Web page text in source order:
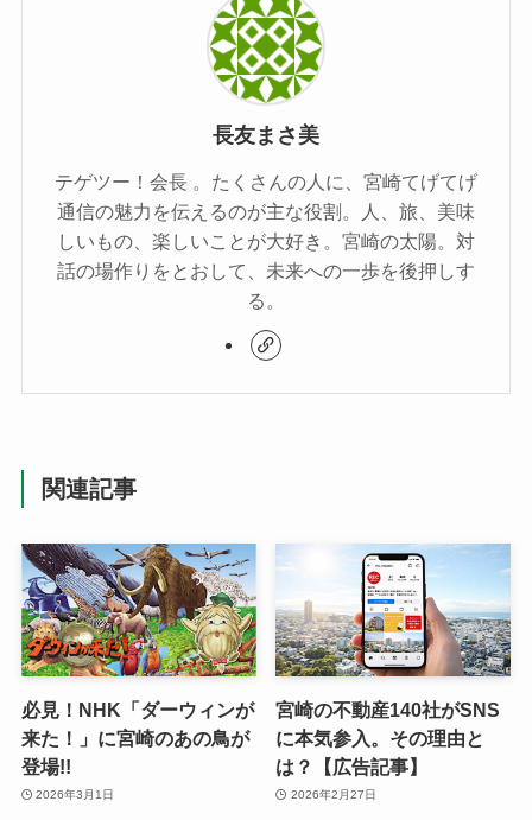
長友まさ美
テゲツー！会長 。たくさんの人に、宮崎てげてげ
通信の魅力を伝えるのが主な役割。人、旅、美味
しいもの、楽しいことが大好き。宮崎の太陽。対
話の場作りをとおして、未来への一歩を後押しす
る。
関連記事
必見！NHK「ダーウィンが
来た！」に宮崎のあの鳥が
登場!!
2026年3月1日
宮崎の不動産140社がSNS
に本気参入。その理由と
は？【広告記事】
2026年2月27日